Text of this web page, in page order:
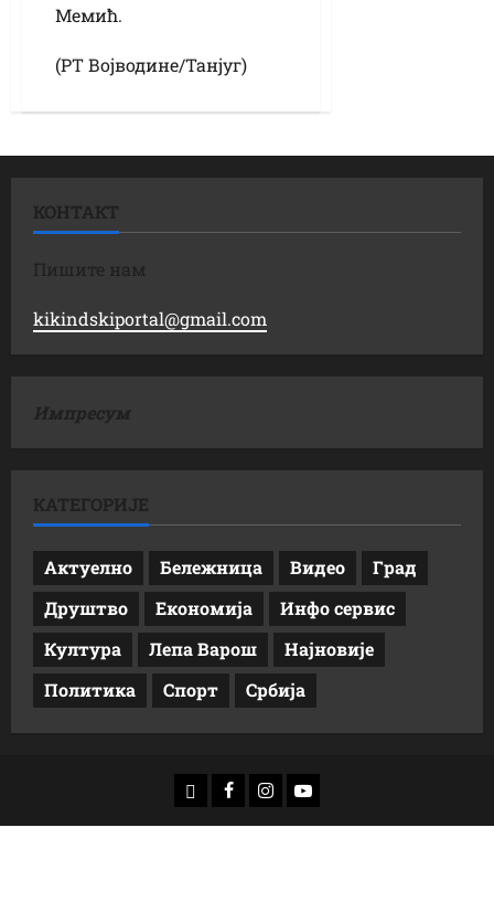
Мемић.
(РТ Војводине/Танјуг)
КОНТАКТ
Пишите нам
kikindskiportal@gmail.com
Импресум
КАТЕГОРИЈЕ
Актуелно Бележница Видео
Град
Друштво
Економија
Инфо сервис
Култура
Лепа Варош
Најновије
Политика
Спорт Србија
доwнлоад
Фацебоок
Инстаграм
Yоутубе